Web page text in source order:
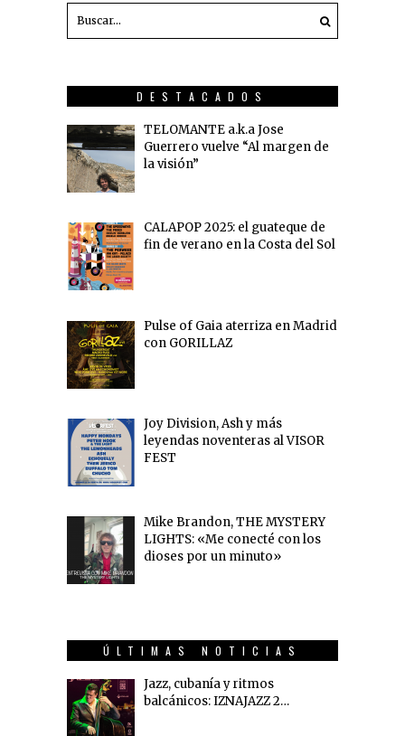
DESTACADOS
TELOMANTE a.k.a Jose
Guerrero vuelve “Al margen de
la visión”
CALAPOP 2025: el guateque de
fin de verano en la Costa del Sol
Pulse of Gaia aterriza en Madrid
con GORILLAZ
Joy Division, Ash y más
leyendas noventeras al VISOR
FEST
Mike Brandon, THE MYSTERY
LIGHTS: «Me conecté con los
dioses por un minuto»
ÚLTIMAS NOTICIAS
Jazz, cubanía y ritmos
balcánicos: IZNAJAZZ 2…